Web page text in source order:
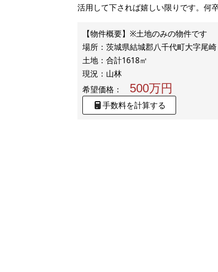
活用して下されば嬉しい限りです。何
【物件概要】※土地のみの物件です
場所：茨城県結城郡八千代町大字尾崎
土地：合計1618㎡
希望価格：
500万円
手数料を計算する